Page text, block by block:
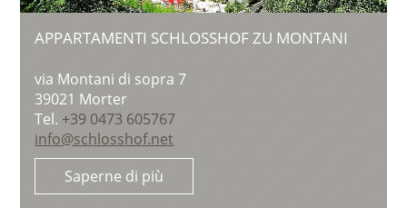
APPARTAMENTI SCHLOSSHOF ZU MONTANI
via Montani di sopra 7
39021 Morter
Tel.+39 0473 605767
info@schlosshof.net
Saperne di più